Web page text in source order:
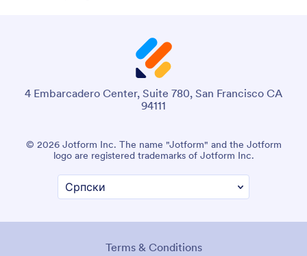
4 Embarcadero Center, Suite 780, San Francisco CA
94111
© 2026 Jotform Inc. The name "Jotform" and the Jotform
logo are registered trademarks of Jotform Inc.
Terms & Conditions